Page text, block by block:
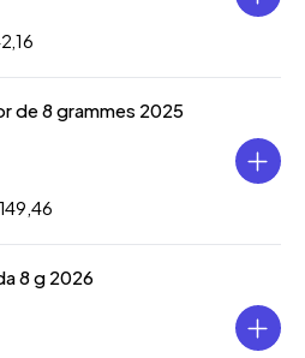
de 8 grammes 2025
8 g 2026